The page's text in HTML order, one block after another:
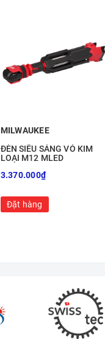
MILWAUKEE
ĐÈN SIÊU SÁNG VỎ KIM
LOẠI M12 MLED
3.370.000₫
Đặt hàng